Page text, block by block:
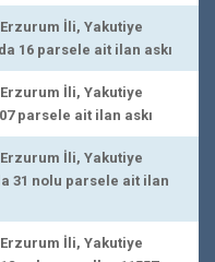
İli, Yakutiye
16 parsele ait ilan askı
İli, Yakutiye
parsele ait ilan askı
İli, Yakutiye
31 nolu parsele ait ilan
İli, Yakutiye